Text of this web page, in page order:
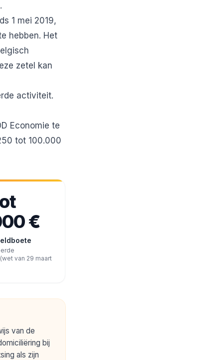
1 mei 2019,
hebben. Het
zetel kan
activiteit.
Economie te
tot 100.000
€
van 29 maart
van de
bij
als zijn